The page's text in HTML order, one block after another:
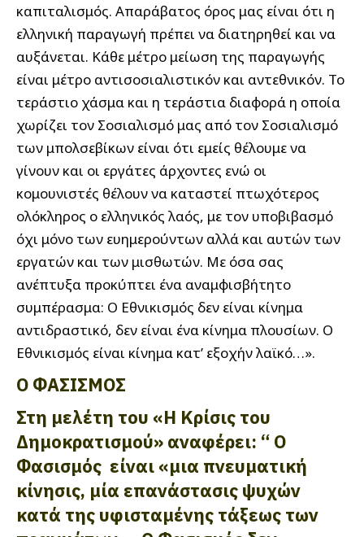
καπιταλισμός. Απαράβατος όρος μας είναι ότι η
ελληνική παραγωγή πρέπει να διατηρηθεί και να
αυξάνεται. Κάθε μέτρο μείωση της παραγωγής
είναι μέτρο αντισοσιαλιστικόν και αντεθνικόν. Το
τεράστιο χάσμα και η τεράστια διαφορά η οποία
χωρίζει τον Σοσιαλισμό μας από τον Σοσιαλισμό
των μπολσεβίκων είναι ότι εμείς θέλουμε να
γίνουν και οι εργάτες άρχοντες ενώ οι
κομουνιστές θέλουν να καταστεί πτωχότερος
ολόκληρος ο ελληνικός λαός, με τον υποβιβασμό
όχι μόνο των ευημερούντων αλλά και αυτών των
εργατών και των μισθωτών. Με όσα σας
ανέπτυξα προκύπτει ένα αναμφισβήτητο
συμπέρασμα: Ο Εθνικισμός δεν είναι κίνημα
αντιδραστικό, δεν είναι ένα κίνημα πλουσίων. Ο
Εθνικισμός είναι κίνημα κατ’ εξοχήν λαϊκό…».
Ο ΦΑΣΙΣΜΟΣ
Στη μελέτη του «Η Κρίσις του
Δημοκρατισμού» αναφέρει: “ Ο
Φασισμός είναι «μια πνευματική
κίνησις, μία επανάστασις ψυχών
κατά της υφισταμένης τάξεως των